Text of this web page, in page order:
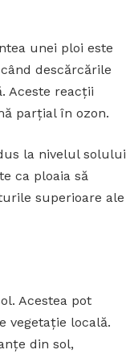
unei ploi este
descărcările
Aceste reacții
parțial în ozon.
la nivelul solului
ca ploaia să
superioare ale
Acestea pot
vegetație locală.
din sol,